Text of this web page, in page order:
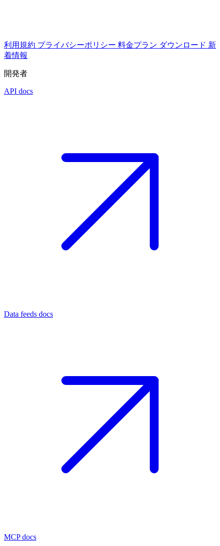
利用規約 プライバシーポリシー 料金プラン ダウンロード 新
着情報
開発者
API docs
Data feeds docs
MCP docs